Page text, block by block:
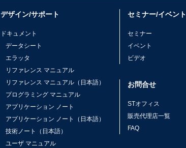
デザイン/サポート
ドキュメント
データシート
エラッタ
リファレンス マニュアル
リファレンス マニュアル（日本語）
プログラミング マニュアル
アプリケーション ノート
アプリケーション ノート（日本語）
技術ノート（日本語）
ユーザ マニュアル
セミナー/イベント
セミナー
イベント
ビデオ
お問合せ
STオフィス
販売代理店一覧
FAQ